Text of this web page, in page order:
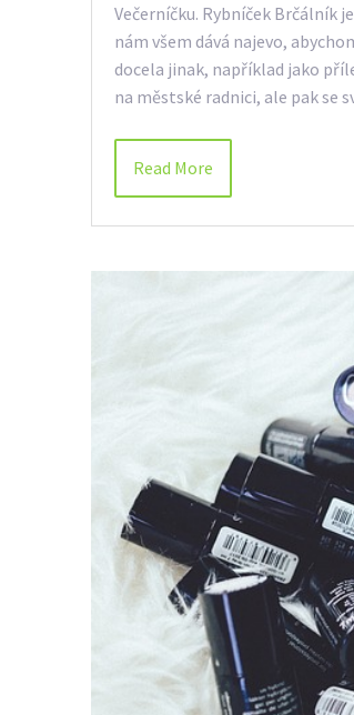
Večerníčku. Rybníček Brčálník
nám všem dává najevo,
docela jinak, například jako
na městské radnici, ale pak se
Read More